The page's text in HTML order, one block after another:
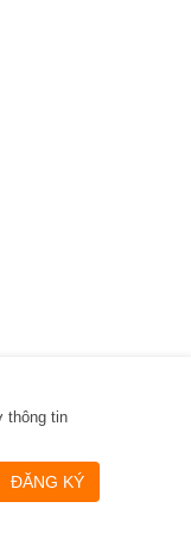
thông tin
ĐĂNG KÝ